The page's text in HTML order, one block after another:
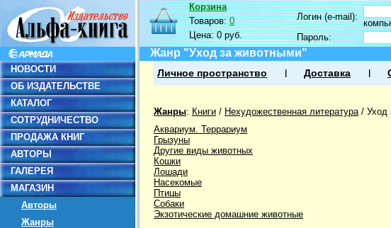
НОВОСТИ
ОБ ИЗДАТЕЛЬСТВЕ
КАТАЛОГ
СОТРУДНИЧЕСТВО
ПРОДАЖА КНИГ
АВТОРЫ
ГАЛЕРЕЯ
МАГАЗИН
Авторы
Жанры
Корзина
Товаров:0
Цена:0 руб.
Логин (e-mail):
Пароль:
Жанр "Уход за животными"
Личное пространство Доставка
Жанры: Книги / Нехудожественная литература/ Уход
Аквариум. Террариум
Грызуны
Другие виды животных
Кошки
Лошади
Насекомые
Птицы
Собаки
Экзотические домашние животные